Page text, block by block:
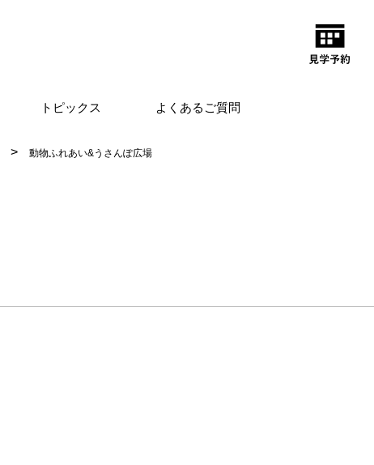
トピックス よくあるご質問
動物ふれあい&うさんぽ広場